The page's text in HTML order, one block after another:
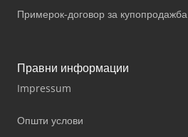
Примерок-договор за купопродажба
Правни информации
Impressum
Општи услови